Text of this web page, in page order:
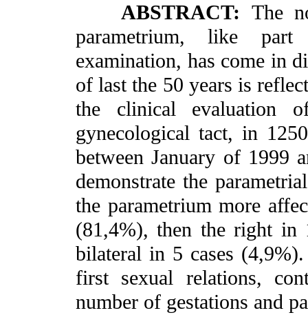
ABSTRACT: The
parametrium, like
examination, has come in
of last the 50 years is
the clinical evaluation
gynecological tact, in
between January of 1999
demonstrate the
the parametrium more
(81,4%), then the right in
bilateral in 5 cases
first sexual relations,
number of gestations and